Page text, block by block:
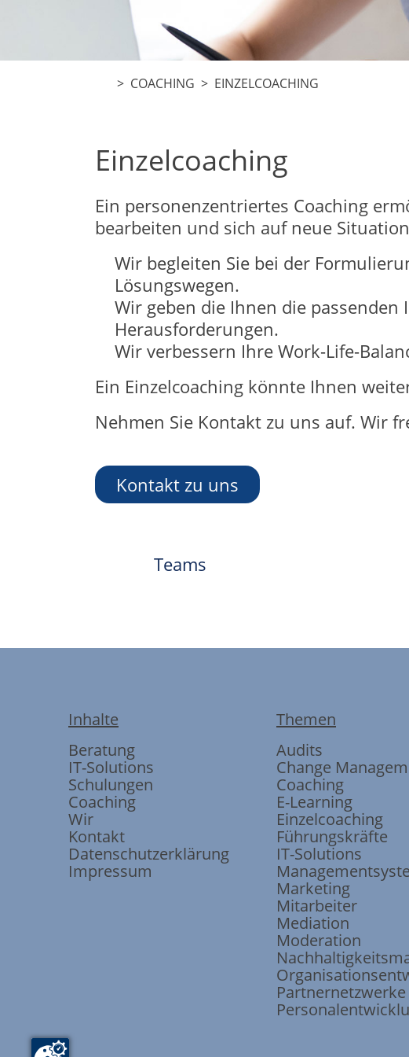
> COACHING > EINZELCOACHING
Einzelcoaching
Ein personenzentriertes Coaching
bearbeiten und sich auf neue
Wir begleiten Sie bei der
Lösungswegen.
Wir geben die Ihnen die
Herausforderungen.
Wir verbessern Ihre Work-Life-
Ein Einzelcoaching könnte Ihnen
Nehmen Sie Kontakt zu uns auf. Wir
Kontakt zu uns
Teams
Inhalte
Beratung
IT-Solutions
Schulungen
Coaching
Wir
Kontakt
Datenschutzerklärung
Impressum
Themen
Audits
Change
Coaching
E-Learning
Einzelcoaching
Führungskräfte
IT-Solutions
Marketing
Mitarbeiter
Mediation
Moderation
Nachhaltigkeits
Organisations
Partnernetzwerke